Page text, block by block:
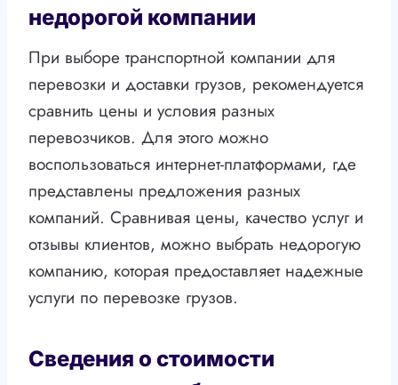
недорогой компании
При выборе транспортной компании для
перевозки и доставки грузов, рекомендуется
сравнить цены и условия разных
перевозчиков. Для этого можно
воспользоваться интернет-платформами, где
представлены предложения разных
компаний. Сравнивая цены, качество услуг и
отзывы клиентов, можно выбрать недорогую
компанию, которая предоставляет надежные
услуги по перевозке грузов.
Сведения о стоимости